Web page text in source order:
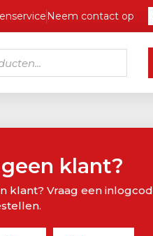
Neem contact op
klant?
klant? Vraag een